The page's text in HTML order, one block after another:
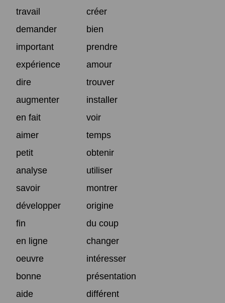
travail
créer
demander
bien
important
prendre
expérience
amour
dire
trouver
augmenter
installer
en fait
voir
aimer
temps
petit
obtenir
analyse
utiliser
savoir
montrer
développer
origine
fin
du coup
en ligne
changer
oeuvre
intéresser
bonne
présentation
aide
différent